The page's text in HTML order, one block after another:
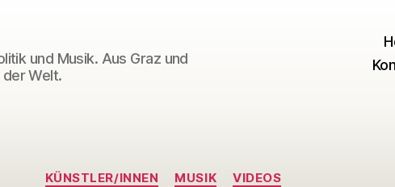
und Musik. Aus Graz und
Welt.
Kategorien
KÜNSTLER/INNEN MUSIK VIDEOS